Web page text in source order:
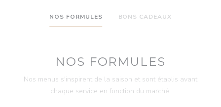
NOS FORMULES BONS CADEAUX
NOS FORMULES
Nos menus s'inspirent de la saison et sont établis avant
chaque service en fonction du marché.